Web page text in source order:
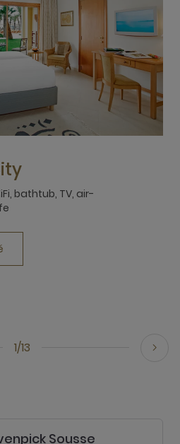
1/13
bathtub, TV, air-
Sousse